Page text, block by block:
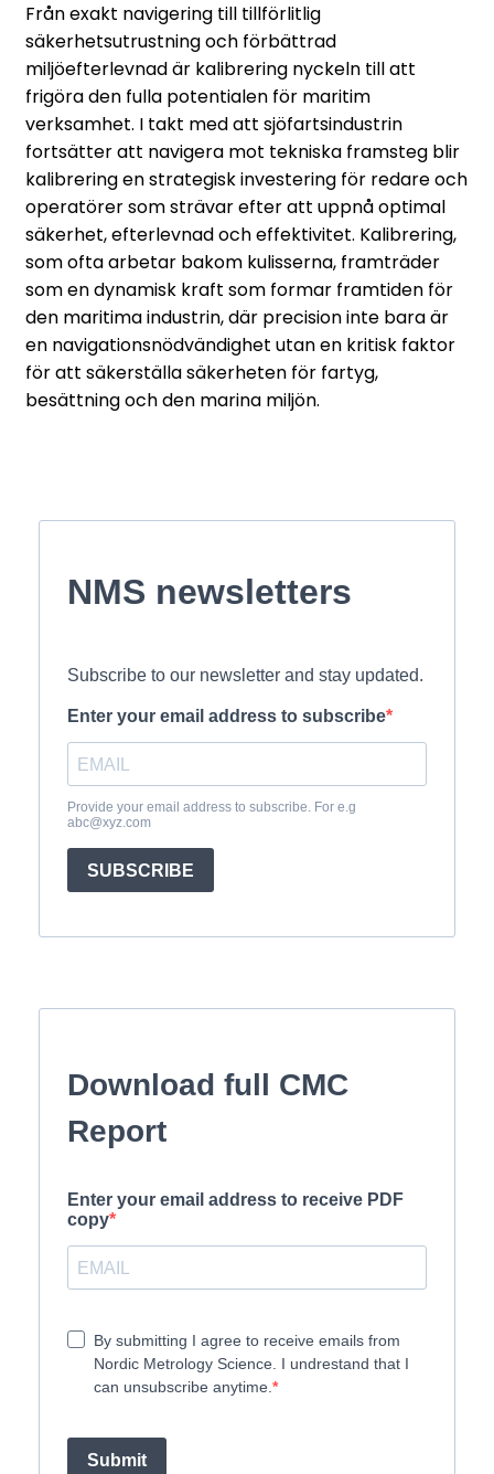
Från exakt navigering till tillförlitlig
säkerhetsutrustning och förbättrad
miljöefterlevnad är kalibrering nyckeln till att
frigöra den fulla potentialen för maritim
verksamhet. I takt med att sjöfartsindustrin
fortsätter att navigera mot tekniska framsteg blir
kalibrering en strategisk investering för redare och
operatörer som strävar efter att uppnå optimal
säkerhet, efterlevnad och effektivitet. Kalibrering,
som ofta arbetar bakom kulisserna, framträder
som en dynamisk kraft som formar framtiden för
den maritima industrin, där precision inte bara är
en navigationsnödvändighet utan en kritisk faktor
för att säkerställa säkerheten för fartyg,
besättning och den marina miljön.
NMS newsletters
Subscribe to our newsletter and stay updated.
Enter your email address to subscribe
Provide your email address to subscribe. For e.g
abc@xyz.com
SUBSCRIBE
Download full CMC
Report
Enter your email address to receive PDF
copy
By submitting I agree to receive emails from
Nordic Metrology Science. I undrestand that I
can unsubscribe anytime.
Submit